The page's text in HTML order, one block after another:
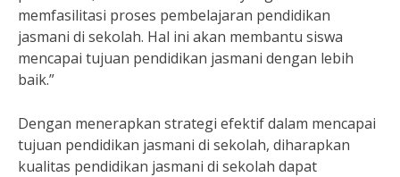
memfasilitasi proses pembelajaran pendidikan
jasmani di sekolah. Hal ini akan membantu siswa
mencapai tujuan pendidikan jasmani dengan lebih
baik.”
Dengan menerapkan strategi efektif dalam mencapai
tujuan pendidikan jasmani di sekolah, diharapkan
kualitas pendidikan jasmani di sekolah dapat